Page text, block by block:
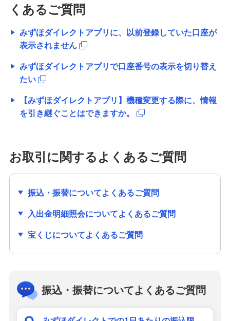
詳しく知りたいときは
よくあるご質問
みずほ銀行について
くあるご質問
みずほダイレクトアプリに、以前登録していた口座が
表示されません
みずほダイレクトアプリで口座番号の表示を切り替え
たい
【みずほダイレクトアプリ】機種変更する際に、情報
を引き継ぐことはできますか。
お取引に関するよくあるご質問
振込・振替についてよくあるご質問
入出金明細照会についてよくあるご質問
宝くじについてよくあるご質問
振込・振替についてよくあるご質問